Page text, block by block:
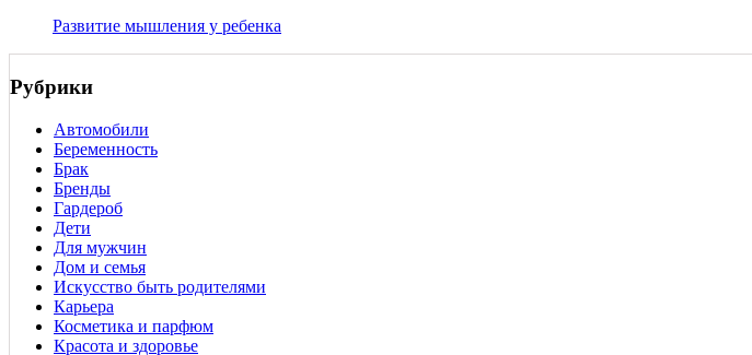
Развитие мышления у ребенка
Рубрики
Автомобили
Беременность
Брак
Бренды
Гардероб
Дети
Для мужчин
Дом и семья
Искусство быть родителями
Карьера
Косметика и парфюм
Красота и здоровье